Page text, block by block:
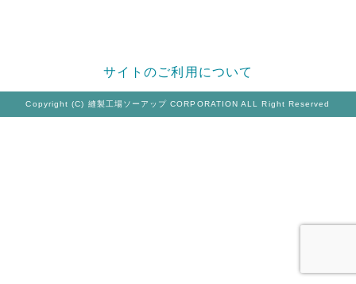
サイトのご利用について
Copyright (C) 縫製工場ソーアップ CORPORATION ALL Right Reserved